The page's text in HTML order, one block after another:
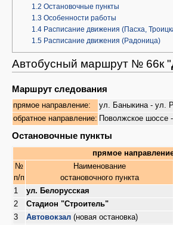
1.2 Остановочные пункты
1.3 Особенности работы
1.4 Расписание движения (Пасха,
1.5 Расписание движения (Радоница)
Автобусный маршрут № 66к "
Маршрут следования
прямое направление:
ул. Баныкина - ул.
обратное направление:
Поволжское
Остановочные пункты
прямое
№
п/п
Наименование
остановочного пункта
1
ул. Белорусская
2
Стадион "Строитель"
3
Автовокзал (новая остановка)